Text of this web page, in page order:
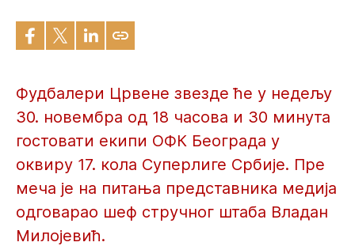
Фудбалери Црвене звезде ће у недељу
30. новембра од 18 часова и 30 минута
гостовати екипи ОФК Београда у
оквиру 17. кола Суперлиге Србије. Пре
меча је на питања представника медија
одговарао шеф стручног штаба Владан
Милојевић.